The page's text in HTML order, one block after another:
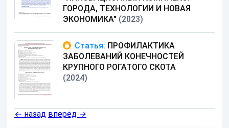
ГОРОДА, ТЕХНОЛОГИИ И НОВАЯ
ЭКОНОМИКА" (2023)
Статья: ПРОФИЛАКТИКА
ЗАБОЛЕВАНИЙ КОНЕЧНОСТЕЙ
КРУПНОГО РОГАТОГО СКОТА
(2024)
← назад вперёд →